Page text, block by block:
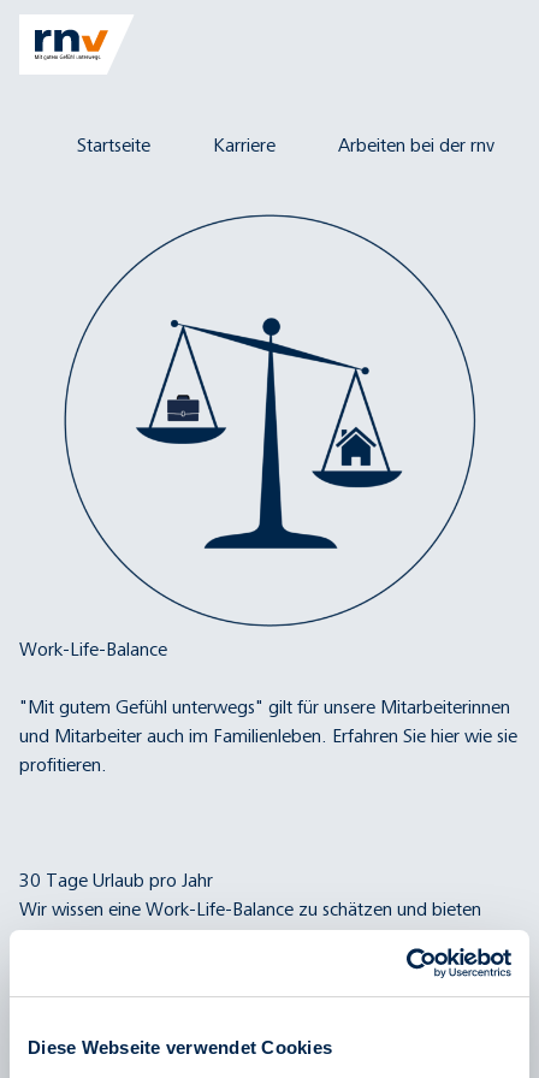
Diese Webseite verwendet Cookies
Startseite Karriere Arbeiten bei der rnv
Work-Life-Balance
"Mit gutem Gefühl unterwegs" gilt für unsere Mitarbeiterinnen
und Mitarbeiter auch im Familienleben. Erfahren Sie hier wie sie
profitieren.
30 Tage Urlaub pro Jahr
Wir wissen eine Work-Life-Balance zu schätzen und bieten
Bis zu drei zusätzliche freie Tage pro Jahr durch
30 Tage Urlaub sind nicht genug? Auf Wunsch erhalten Sie